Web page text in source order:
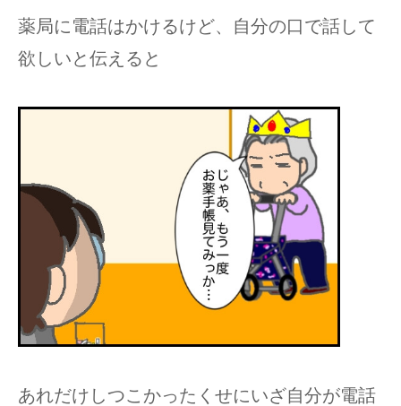
薬局に電話はかけるけど、自分の口で話して
欲しいと伝えると
あれだけしつこかったくせにいざ自分が電話